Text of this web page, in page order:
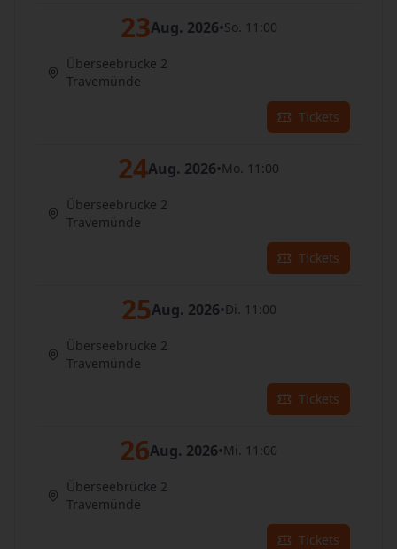
23Aug. 2026•So. 11:00
Überseebrücke 2
Travemünde
Tickets
24Aug. 2026•Mo. 11:00
Überseebrücke 2
Travemünde
Tickets
25Aug. 2026•Di. 11:00
Überseebrücke 2
Travemünde
Tickets
26Aug. 2026•Mi. 11:00
Überseebrücke 2
Travemünde
Tickets